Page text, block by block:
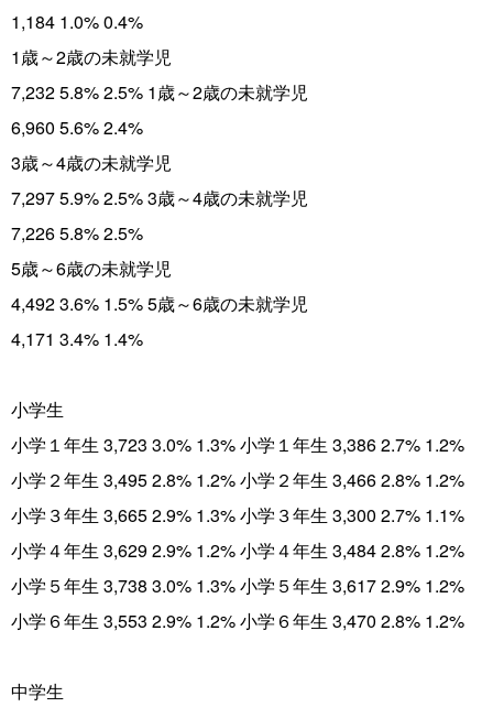
1,184 1.0% 0.4%
1歳～2歳の未就学児
7,232 5.8% 2.5% 1歳～2歳の未就学児
6,960 5.6% 2.4%
3歳～4歳の未就学児
7,297 5.9% 2.5% 3歳～4歳の未就学児
7,226 5.8% 2.5%
5歳～6歳の未就学児
4,492 3.6% 1.5% 5歳～6歳の未就学児
4,171 3.4% 1.4%
小学生
小学１年生 3,723 3.0% 1.3% 小学１年生 3,386 2.7% 1.2%
小学２年生 3,495 2.8% 1.2% 小学２年生 3,466 2.8% 1.2%
小学３年生 3,665 2.9% 1.3% 小学３年生 3,300 2.7% 1.1%
小学４年生 3,629 2.9% 1.2% 小学４年生 3,484 2.8% 1.2%
小学５年生 3,738 3.0% 1.3% 小学５年生 3,617 2.9% 1.2%
小学６年生 3,553 2.9% 1.2% 小学６年生 3,470 2.8% 1.2%
中学生